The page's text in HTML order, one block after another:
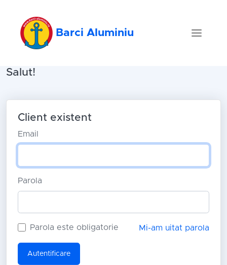
Barci Aluminiu
Salut!
Client existent
Email
Parola
Parola este obligatorie Mi-am uitat parola
Autentificare